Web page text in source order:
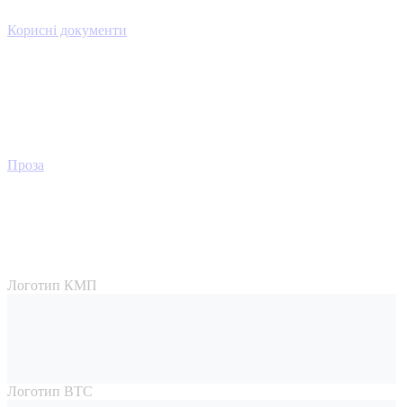
Корисні документи
Проза
Логотип КМП
Логотип ВТС